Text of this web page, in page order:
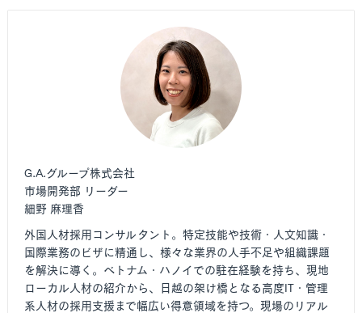
G.A.グループ株式会社
市場開発部 リーダー
細野 麻理香
外国人材採用コンサルタント。特定技能や技術・人文知識・
国際業務のビザに精通し、様々な業界の人手不足や組織課題
を解決に導く。ベトナム・ハノイでの駐在経験を持ち、現地
ローカル人材の紹介から、日越の架け橋となる高度IT・管理
系人材の採用支援まで幅広い得意領域を持つ。現場のリアル